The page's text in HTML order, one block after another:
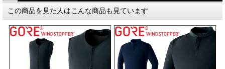
この商品を見た人はこんな商品も見ています